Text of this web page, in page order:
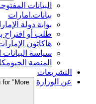
البيانات
بيانات.امارات
بوابة دولة
طلب أو اقتراح
هاكاثون
سياسة البيانات
المنصة
التشريعات
عن الوزارة
"More"